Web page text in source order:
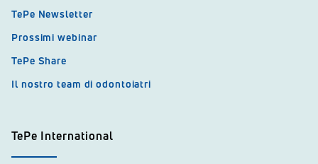
TePe Newsletter
Prossimi webinar
TePe Share
Il nostro team di odontoiatri
TePe International